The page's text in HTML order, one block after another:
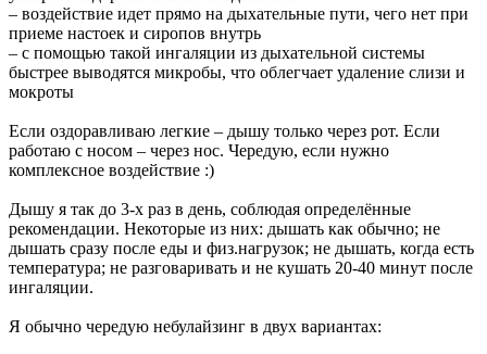
– воздействие идет прямо на дыхательные пути, чего нет при
приеме настоек и сиропов внутрь
– с помощью такой ингаляции из дыхательной системы
быстрее выводятся микробы, что облегчает удаление слизи и
мокроты
Если оздоравливаю легкие – дышу только через рот. Если
работаю с носом – через нос. Чередую, если нужно
комплексное воздействие :)
Дышу я так до 3-х раз в день, соблюдая определённые
рекомендации. Некоторые из них: дышать как обычно; не
дышать сразу после еды и физ.нагрузок; не дышать, когда есть
температура; не разговаривать и не кушать 20-40 минут после
ингаляции.
Я обычно чередую небулайзинг в двух вариантах: